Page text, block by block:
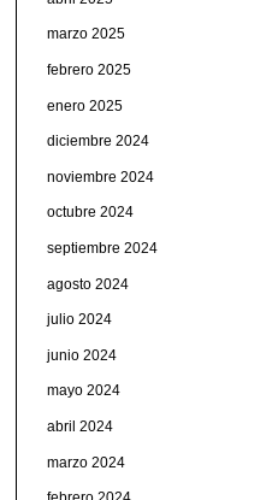
marzo 2025
febrero 2025
enero 2025
diciembre 2024
noviembre 2024
octubre 2024
septiembre 2024
agosto 2024
julio 2024
junio 2024
mayo 2024
abril 2024
marzo 2024